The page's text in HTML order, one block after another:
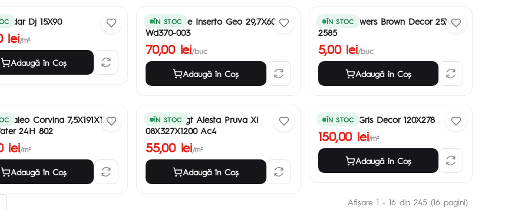
Cedar Dj 15X90
lei/m²
Adaugă în Coş
ÎN STOC
Maris White Inserto Geo 29,7X60
Wd370-003
70,00 lei/buc
Adaugă în Coş
ÎN STOC
Vogue Flowers Brown Decor 25X50
2585
5,00 lei/buc
Adaugă în Coş
Kaleo Corvina 7,5X191X1200
24H 802
lei/m²
Adaugă în Coş
ÎN STOC
Parchet Agt Alesta Pruva Xl
08X327X1200 Ac4
55,00 lei/m²
Adaugă în Coş
ÎN STOC
Concreto Gris Decor 120X278
150,00 lei/m²
Adaugă în Coş
Afişare 1 - 16 din 245 (16 pagini)